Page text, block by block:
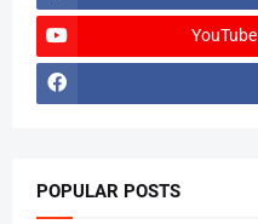
YouTube
POPULAR POSTS